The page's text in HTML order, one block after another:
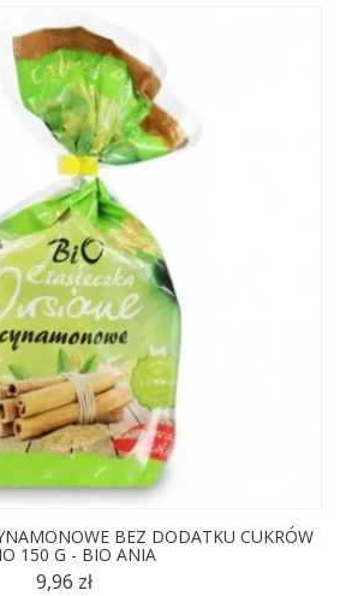
BEZ DODATKU CUKRÓW
150 G - BIO ANIA
9,96 zł